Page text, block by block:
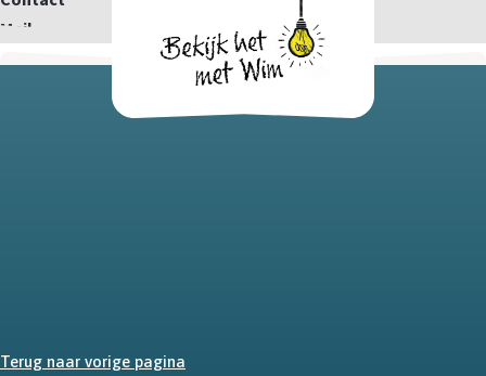
Mail
Terug naar vorige pagina